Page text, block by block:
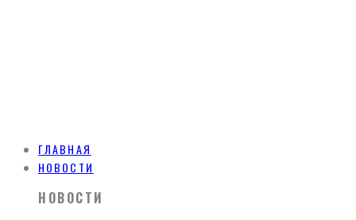
ГЛАВНАЯ
НОВОСТИ
НОВОСТИ